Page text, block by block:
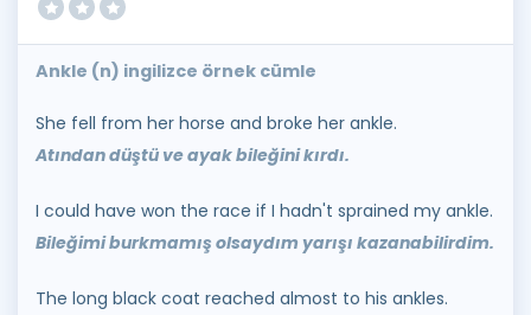
Ankle (n) ingilizce örnek cümle
She fell from her horse and broke her ankle.
Atından düştü ve ayak bileğini kırdı.
I could have won the race if I hadn't sprained my ankle.
Bileğimi burkmamış olsaydım yarışı kazanabilirdim.
The long black coat reached almost to his ankles.